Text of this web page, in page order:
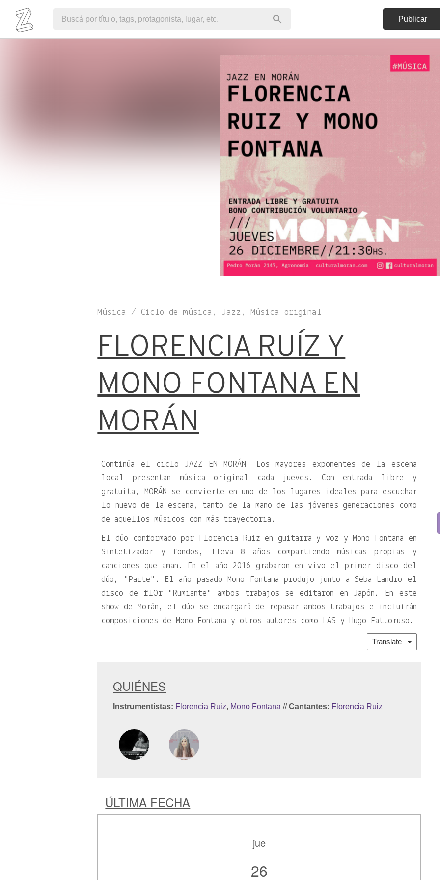
Publicar
Música / Ciclo de música, Jazz, Música original
FLORENCIA RUÍZ Y
MONO FONTANA EN
MORÁN
Continúa el ciclo JAZZ EN MORÁN. Los mayores exponentes de la escena
local presentan música original cada jueves. Con entrada libre y
gratuita, MORÁN se convierte en uno de los lugares ideales para escuchar
lo nuevo de la escena, tanto de la mano de las jóvenes generaciones como
de aquellos músicos con más trayectoria.
El dúo conformado por Florencia Ruiz en guitarra y voz y Mono Fontana en
Sintetizador y fondos, lleva 8 años compartiendo músicas propias y
canciones que aman. En el año 2016 grabaron en vivo el primer disco del
dúo,
Parte
. El año pasado Mono Fontana produjo junto a Seba Landro el
disco de flOr
Rumiante
ambos trabajos se editaron en Japón. En este
show de Morán, el dúo se encargará de repasar ambos trabajos e incluirán
composiciones de Mono Fontana y otros autores como LAS y Hugo Fattoruso.
Translate
QUIÉNES
Instrumentistas: Florencia Ruiz, Mono Fontana // Cantantes: Florencia Ruiz
ÚLTIMA FECHA
jue
26